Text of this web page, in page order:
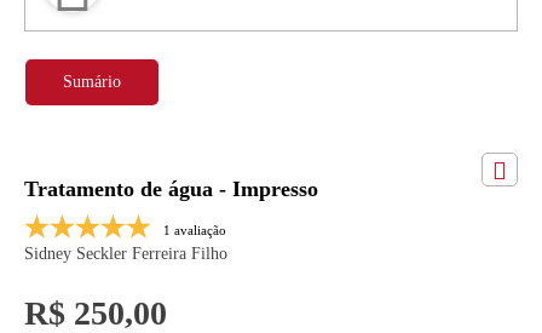
Sumário
Tratamento de água - Impresso
1 avaliação
Sidney Seckler Ferreira Filho
R$ 250,00